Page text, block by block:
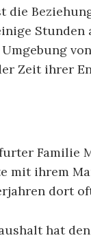
Zeit ihrer
Familie
mit ihrem
dort
hat